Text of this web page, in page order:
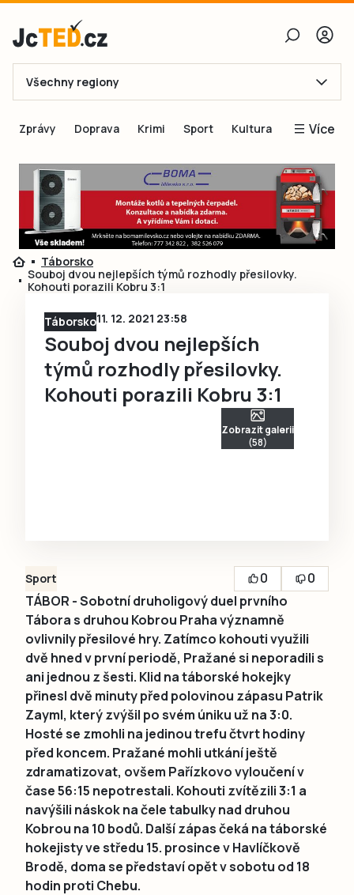
E-mail
Obnovit heslo
Přihlásit se
Ještě nemám účet, chci se
Všechny regiony
Zprávy Doprava Krimi Sport Kultura Více
Blogy
Inspirace
Čtenáři píší
Speciální přílohy
Táborsko
Souboj dvou nejlepších týmů rozhodly přesilovky.
Kohouti porazili Kobru 3:1
Táborsko11. 12. 2021 23:58
Souboj dvou nejlepších
týmů rozhodly přesilovky.
Kohouti porazili Kobru 3:1
Zobrazit galerii
(58)
Sport 0
0
TÁBOR - Sobotní druholigový duel prvního
Tábora s druhou Kobrou Praha významně
ovlivnily přesilové hry. Zatímco kohouti využili
dvě hned v první periodě, Pražané si neporadili s
ani jednou z šesti. Klid na táborské hokejky
přinesl dvě minuty před polovinou zápasu Patrik
Zayml, který zvýšil po svém úniku už na 3:0.
Hosté se zmohli na jedinou trefu čtvrt hodiny
před koncem. Pražané mohli utkání ještě
zdramatizovat, ovšem Pařízkovo vyloučení v
čase 56:15 nepotrestali. Kohouti zvítězili 3:1 a
navýšili náskok na čele tabulky nad druhou
Kobrou na 10 bodů. Další zápas čeká na táborské
hokejisty ve středu 15. prosince v Havlíčkově
Brodě, doma se představí opět v sobotu od 18
hodin proti Chebu.